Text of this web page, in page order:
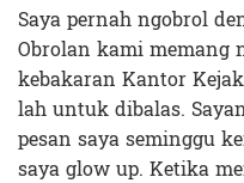
Saya pernah ngobrol
Obrolan kami memang
kebakaran Kantor
lah untuk dibalas.
pesan saya seminggu
saya glow up. Ketika